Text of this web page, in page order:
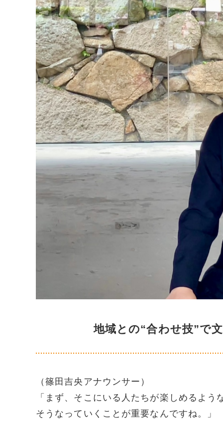
地域との“合わせ技”で
（篠田吉央アナウンサー）
「まず、そこにいる人たちが楽しめるよ
そうなっていくことが重要なんですね。」